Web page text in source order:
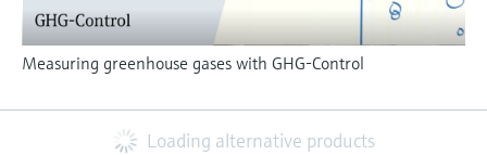
Measuring greenhouse gases with GHG-Control
Loading alternative products